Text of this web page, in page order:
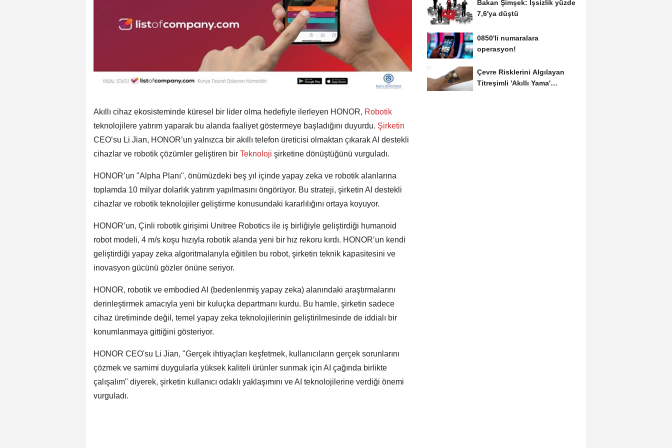
Akıllı cihaz ekosisteminde küresel bir lider olma hedefiyle ilerleyen HONOR, Robotik
teknolojilere yatırım yaparak bu alanda faaliyet göstermeye başladığını duyurdu. Şirketin
CEO’su Li Jian, HONOR’un yalnızca bir akıllı telefon üreticisi olmaktan çıkarak AI destekli
cihazlar ve robotik çözümler geliştiren bir Teknoloji şirketine dönüştüğünü vurguladı.
HONOR’un "Alpha Planı", önümüzdeki beş yıl içinde yapay zeka ve robotik alanlarına
toplamda 10 milyar dolarlık yatırım yapılmasını öngörüyor. Bu strateji, şirketin AI destekli
cihazlar ve robotik teknolojiler geliştirme konusundaki kararlılığını ortaya koyuyor.
HONOR’un, Çinli robotik girişimi Unitree Robotics ile iş birliğiyle geliştirdiği humanoid
robot modeli, 4 m/s koşu hızıyla robotik alanda yeni bir hız rekoru kırdı. HONOR’un kendi
geliştirdiği yapay zeka algoritmalarıyla eğitilen bu robot, şirketin teknik kapasitesini ve
inovasyon gücünü gözler önüne seriyor.
HONOR, robotik ve embodied AI (bedenlenmiş yapay zeka) alanındaki araştırmalarını
derinleştirmek amacıyla yeni bir kuluçka departmanı kurdu. Bu hamle, şirketin sadece
cihaz üretiminde değil, temel yapay zeka teknolojilerinin geliştirilmesinde de iddialı bir
konumlanmaya gittiğini gösteriyor.
HONOR CEO'su Li Jian, "Gerçek ihtiyaçları keşfetmek, kullanıcıların gerçek sorunlarını
çözmek ve samimi duygularla yüksek kaliteli ürünler sunmak için AI çağında birlikte
çalışalım" diyerek, şirketin kullanıcı odaklı yaklaşımını ve AI teknolojilerine verdiği önemi
vurguladı.
Bakan Şimşek: İşsizlik yüzde
7,6'ya düştü
0850'li numaralara
operasyon!
Çevre Risklerini Algılayan
Titreşimli 'Akıllı Yama'